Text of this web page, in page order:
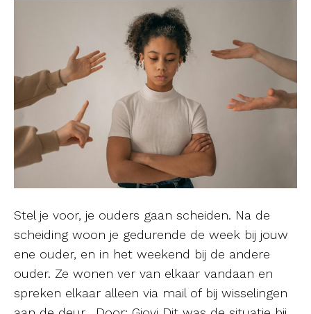
Stel je voor, je ouders gaan scheiden. Na de
scheiding woon je gedurende de week bij jouw
ene ouder, en in het weekend bij de andere
ouder. Ze wonen ver van elkaar vandaan en
spreken elkaar alleen via mail of bij wisselingen